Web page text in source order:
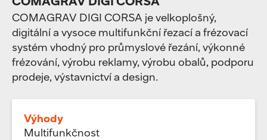
COMAGRAV DIGI CORSA je velkoplošný,
digitální a vysoce multifunkční řezací a frézovací
systém vhodný pro průmyslové řezání, výkonné
frézování, výrobu reklamy, výrobu obalů, podporu
prodeje, výstavnictví a design.
Výhody
Multifunkčnost